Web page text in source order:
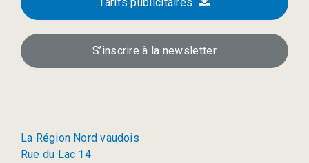
S’inscrire à la newsletter
La Région Nord vaudois
Rue du Lac 14